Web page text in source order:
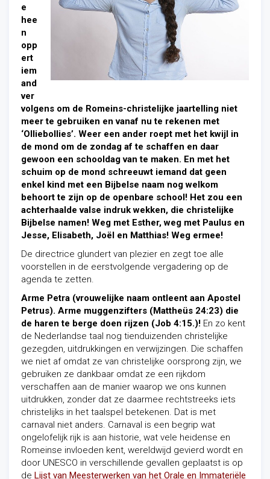
e
hee
n
opp
ert
iem
and
ver
volgens om de Romeins-christelijke jaartelling niet
meer te gebruiken en vanaf nu te rekenen met
‘Olliebollies’. Weer een ander roept met het kwijl in
de mond om de zondag af te schaffen en daar
gewoon een schooldag van te maken. En met het
schuim op de mond schreeuwt iemand dat geen
enkel kind met een Bijbelse naam nog welkom
behoort te zijn op de openbare school! Het zou een
achterhaalde valse indruk wekken, die christelijke
Bijbelse namen! Weg met Esther, weg met Paulus en
Jesse, Elisabeth, Joël en Matthias! Weg ermee!
De directrice glundert van plezier en zegt toe alle
voorstellen in de eerstvolgende vergadering op de
agenda te zetten.
Arme Petra (vrouwelijke naam ontleent aan Apostel
Petrus). Arme muggenzifters (Mattheüs 24:23) die
de haren te berge doen rijzen (Job 4:15.)! En zo kent
de Nederlandse taal nog tienduizenden christelijke
gezegden, uitdrukkingen en verwijzingen. Die schaffen
we niet af omdat ze van christelijke oorsprong zijn, we
gebruiken ze dankbaar omdat ze een rijkdom
verschaffen aan de manier waarop we ons kunnen
uitdrukken, zonder dat ze daarmee rechtstreeks iets
christelijks in het taalspel betekenen. Dat is met
carnaval niet anders. Carnaval is een begrip wat
ongelofelijk rijk is aan historie, wat vele heidense en
Romeinse invloeden kent, wereldwijd gevierd wordt en
door UNESCO in verschillende gevallen geplaatst is op
de Lijst van Meesterwerken van het Orale en Immateriële